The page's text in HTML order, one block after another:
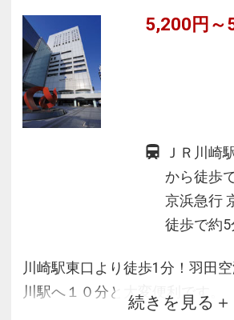
5,200円～
ＪＲ川崎
から徒歩
京浜急行
徒歩で約5
川崎駅東口より徒歩1分！羽田
川駅へ１０分と大変便利です。
客室は高層階１５階以上で眺め
続きを見る